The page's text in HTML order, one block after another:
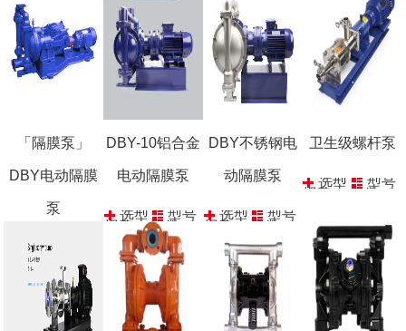
「隔膜泵」
DBY电动隔膜
泵
选型
报价
DBY-10铝合金
电动隔膜泵
选型
报价
型号
参数
DBY不锈钢电
动隔膜泵
选型
报价
型号
参数
卫生级螺杆泵
选型
报价
型号
参数